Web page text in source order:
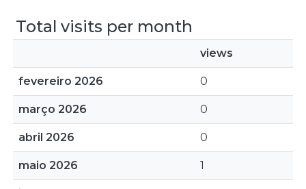
Total visits per month
views
fevereiro 2026 0
março 2026 0
abril 2026 0
maio 2026 1